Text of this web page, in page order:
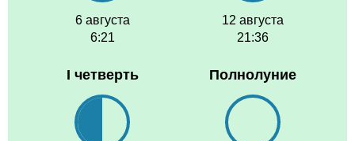
6 августа
6:21
12 августа
21:36
I четверть Полнолуние